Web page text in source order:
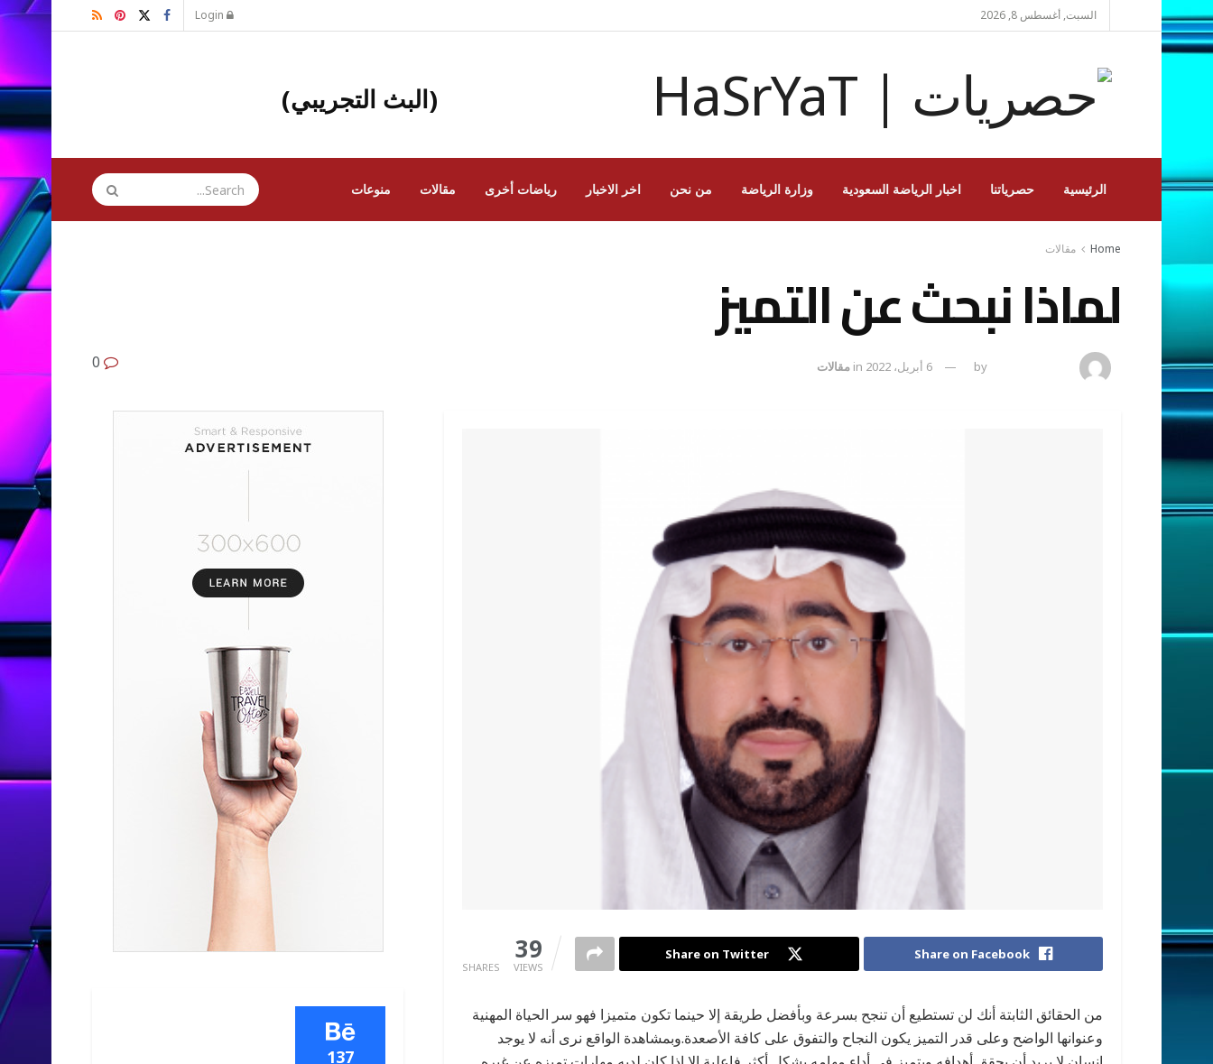
السبت, أغسطس 8, 2026
(البث التجريبي)
الرئيسية حصرياتنا اخبار الرياضة السعودية وزارة الرياضة من نحن اخر الاخبار رياضات أخرى مقالات منوعات
Home مقالات
لماذا نبحث عن التميز
by 6 أبريل، 2022 in مقالات
SHARES
39
VIEWS
Share on Facebook
Share on Twitter
من الحقائق الثابتة أنك لن تستطيع أن تنجح بسرعة وبأفضل طريقة إلا حينما تكون متميزا فهو سر الحياة المهنية
وعنوانها الواضح وعلى قدر التميز يكون النجاح والتفوق على كافة الأصعدة.وبمشاهدة الواقع نرى أنه لا يوجد
137